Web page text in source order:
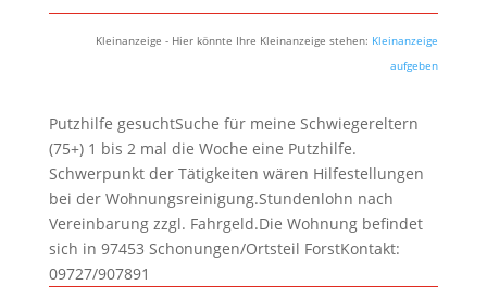
Kleinanzeige - Hier könnte Ihre Kleinanzeige stehen: Kleinanzeige
aufgeben
Putzhilfe gesuchtSuche für meine Schwiegereltern
(75+) 1 bis 2 mal die Woche eine Putzhilfe.
Schwerpunkt der Tätigkeiten wären Hilfestellungen
bei der Wohnungsreinigung.Stundenlohn nach
Vereinbarung zzgl. Fahrgeld.Die Wohnung befindet
sich in 97453 Schonungen/Ortsteil ForstKontakt:
09727/907891